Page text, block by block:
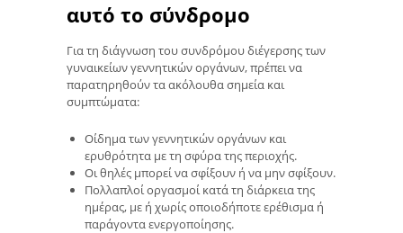
αυτό το σύνδρομο
Για τη διάγνωση του συνδρόμου διέγερσης των
γυναικείων γεννητικών οργάνων, πρέπει να
παρατηρηθούν τα ακόλουθα σημεία και
συμπτώματα:
Οίδημα των γεννητικών οργάνων και
ερυθρότητα με τη σφύρα της περιοχής.
Οι θηλές μπορεί να σφίξουν ή να μην σφίξουν.
Πολλαπλοί οργασμοί κατά τη διάρκεια της
ημέρας, με ή χωρίς οποιοδήποτε ερέθισμα ή
παράγοντα ενεργοποίησης.